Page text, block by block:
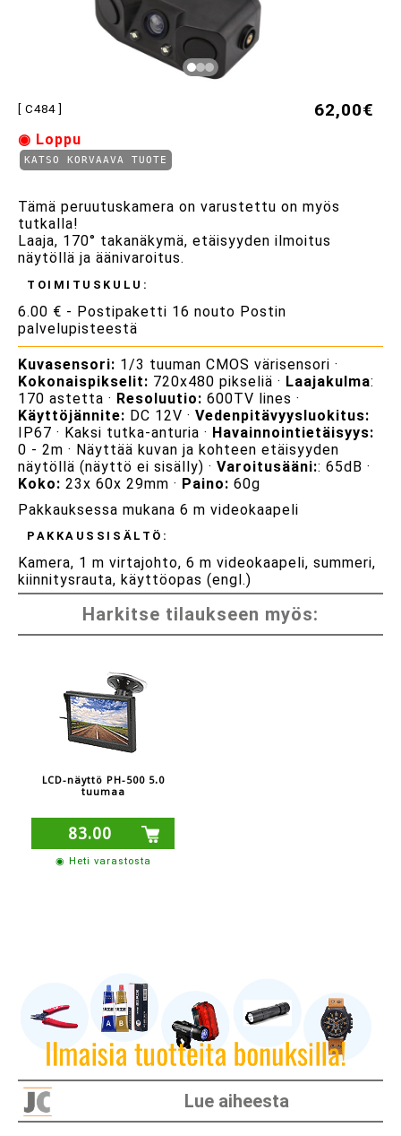
[ C484 ] 62,00€
◉ Loppu
KATSO KORVAAVA TUOTE
Tämä peruutuskamera on varustettu on myös
tutkalla!
Laaja, 170° takanäkymä, etäisyyden ilmoitus
näytöllä ja äänivaroitus.
TOIMITUSKULU:
6.00 € - Postipaketti 16 nouto Postin
palvelupisteestä
Kuvasensori: 1/3 tuuman CMOS värisensori ·
Kokonaispikselit: 720x480 pikseliä · Laajakulma:
170 astetta · Resoluutio: 600TV lines ·
Käyttöjännite: DC 12V · Vedenpitävyysluokitus:
IP67 · Kaksi tutka-anturia · Havainnointietäisyys:
0 - 2m · Näyttää kuvan ja kohteen etäisyyden
näytöllä (näyttö ei sisälly) · Varoitusääni:: 65dB ·
Koko: 23x 60x 29mm · Paino: 60g
Pakkauksessa mukana 6 m videokaapeli
PAKKAUSSISÄLTÖ:
Kamera, 1 m virtajohto, 6 m videokaapeli, summeri,
kiinnitysrauta, käyttöopas (engl.)
Harkitse tilaukseen myös:
LCD-näyttö PH-500 5.0
tuumaa
83.00
◉ Heti varastosta
Lue aiheesta